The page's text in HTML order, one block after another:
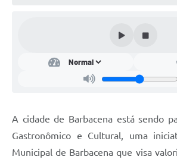
PNAB 2026 - Ciclo 2
Plano Diretor e Mobilidade Urbana
3º Jornada Empreendedora BQ
A cidade de Barbacena está sendo
Gastronômico e Cultural, uma
Municipal de Barbacena que visa